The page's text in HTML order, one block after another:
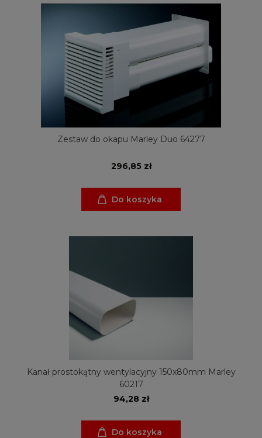
Zestaw do okapu Marley Duo 64277
296,85 zł
Do koszyka
Kanał prostokątny wentylacyjny 150x80mm Marley
60217
94,28 zł
Do koszyka